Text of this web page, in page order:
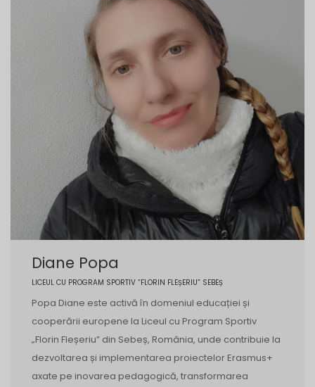
Diane Popa
LICEUL CU PROGRAM SPORTIV “FLORIN FLEȘERIU” SEBEȘ
Popa Diane este activă în domeniul educației și
cooperării europene la Liceul cu Program Sportiv
„Florin Fleșeriu” din Sebeș, România, unde contribuie la
dezvoltarea și implementarea proiectelor Erasmus+
axate pe inovarea pedagogică, transformarea